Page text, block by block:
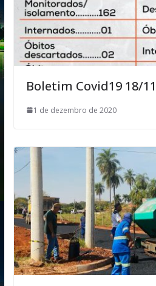
Boletim Covid19 18/
1 de dezembro de 2020